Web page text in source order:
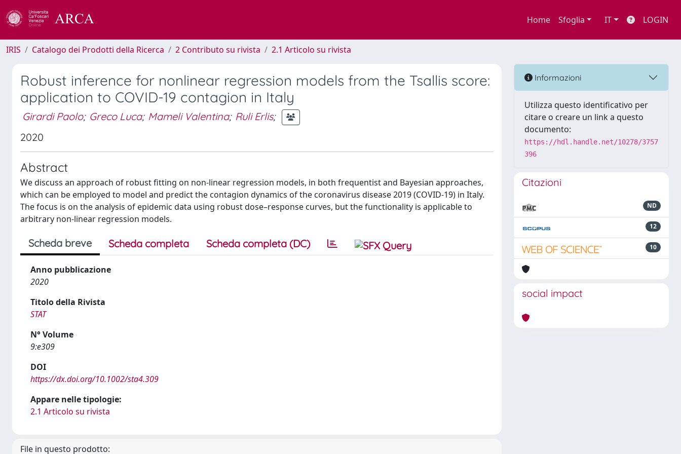
Home Sfoglia IT LOGIN
IRIS Catalogo dei Prodotti della Ricerca 2 Contributo su rivista 2.1 Articolo su rivista
Robust inference for nonlinear regression models from the Tsallis score:
application to COVID-19 contagion in Italy
Girardi Paolo; Greco Luca; Mameli Valentina; Ruli Erlis;
2020
Abstract
We discuss an approach of robust fitting on non-linear regression models, in both frequentist and Bayesian approaches,
which can be employed to model and predict the contagion dynamics of the coronavirus disease 2019 (COVID-19) in Italy.
The focus is on the analysis of epidemic data using robust dose–response curves, but the functionality is applicable to
arbitrary non-linear regression models.
Scheda breve Scheda completa Scheda completa (DC)
Anno pubblicazione
2020
Titolo della Rivista
STAT
N° Volume
9:e309
DOI
https://dx.doi.org/10.1002/sta4.309
Appare nelle tipologie:
2.1 Articolo su rivista
File in questo prodotto:
Informazioni
Utilizza questo identificativo per
citare o creare un link a questo
documento:
https://hdl.handle.net/10278/3757
396
Citazioni
ND
12
10
social impact